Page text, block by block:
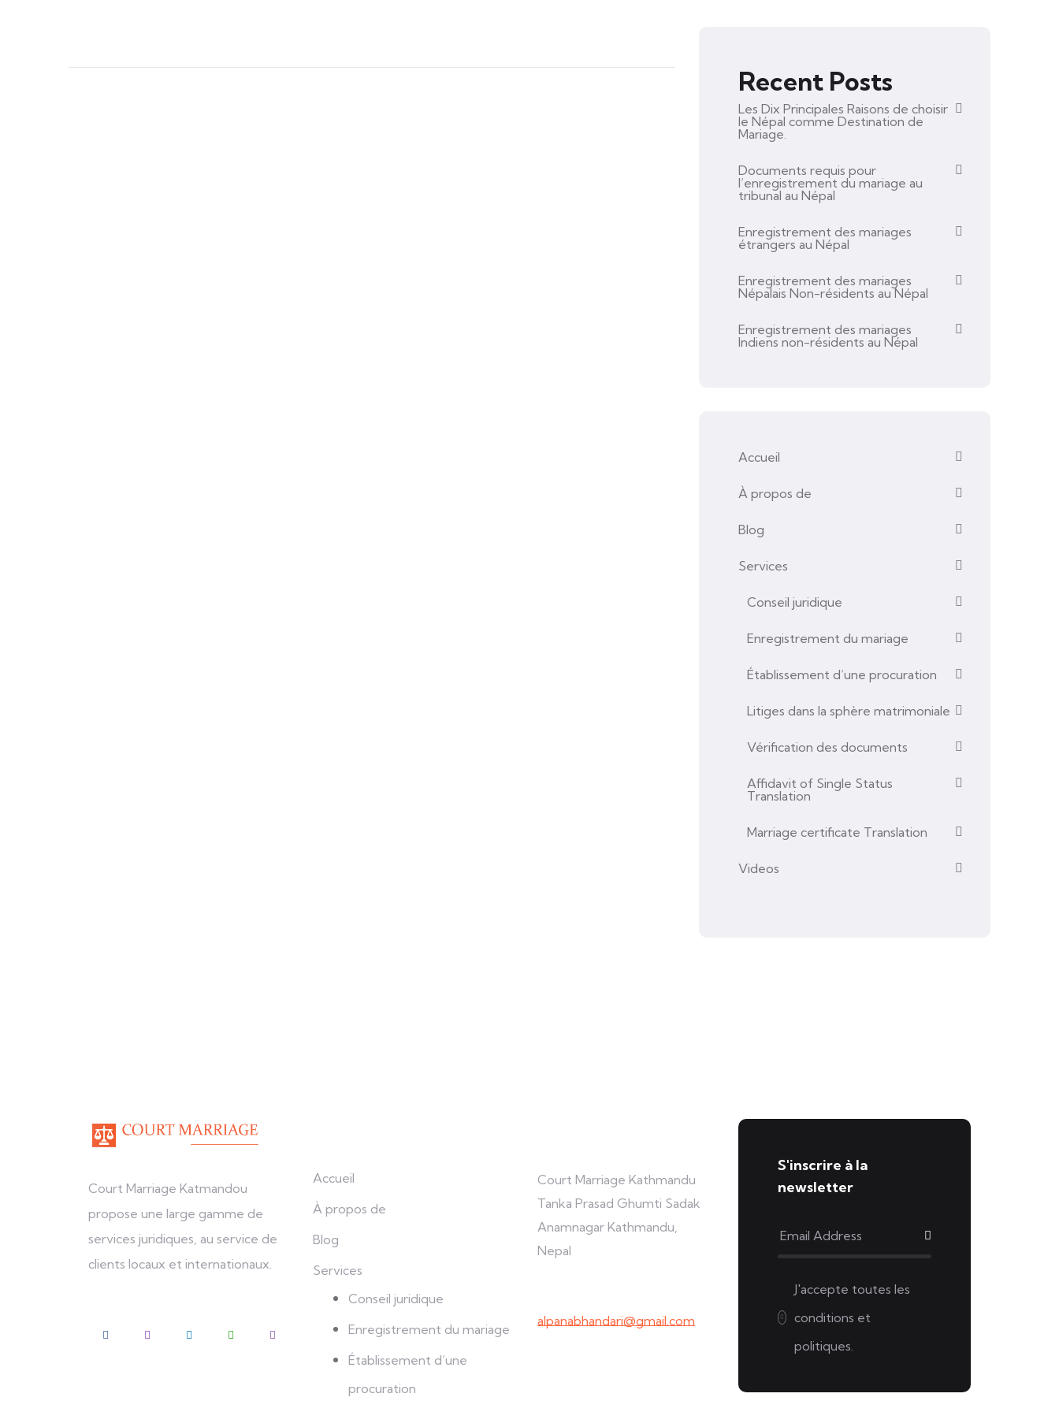
Recent Posts
Les Dix Principales Raisons de choisir
le Népal comme Destination de
Mariage.
Documents requis pour
l’enregistrement du mariage au
tribunal au Népal
Enregistrement des mariages
étrangers au Népal
Enregistrement des mariages
Népalais Non-résidents au Népal
Enregistrement des mariages
Indiens non-résidents au Népal
Accueil
À propos de
Blog
Services
Conseil juridique
Enregistrement du mariage
Établissement d’une procuration
Litiges dans la sphère matrimoniale
Vérification des documents
Affidavit of Single Status
Translation
Marriage certificate Translation
Videos
Court Marriage Katmandou
propose une large gamme de
services juridiques, au service de
clients locaux et internationaux.
Accueil
À propos de
Blog
Services
Conseil juridique
Enregistrement du mariage
Établissement d’une
procuration
Court Marriage Kathmandu
Tanka Prasad Ghumti Sadak
Anamnagar Kathmandu,
Nepal
alpanabhandari@gmail.com
S'inscrire à la
newsletter
J'accepte toutes les
conditions et
politiques.